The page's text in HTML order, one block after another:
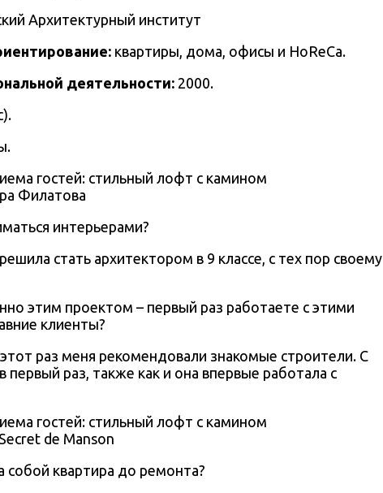
Архитектурный институт
квартиры, дома, офисы и HoReCa.
деятельности: 2000.
Филатова
интерьерами?
стать архитектором в 9 классе, с тех пор своему
этим проектом – первый раз работаете с этими
клиенты?
раз меня рекомендовали знакомые строители. С
первый раз, также как и она впервые работала с
de Manson
собой квартира до ремонта?